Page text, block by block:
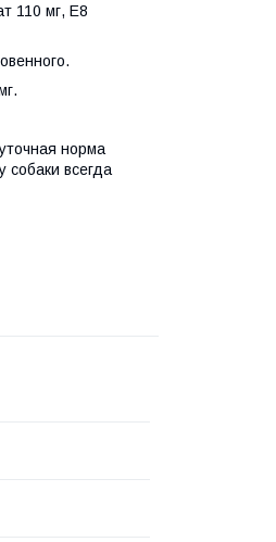
110 мг, Е8
норма
собаки всегда